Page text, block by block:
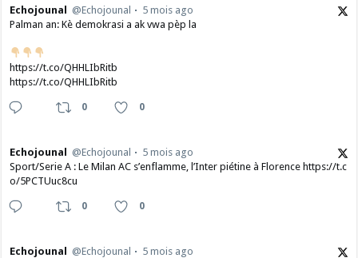
Echojounal @Echojounal
5 mois ago
Palman an: Kè demokrasi a ak vwa pèp la
https://t.co/QHHLIbRitb
https://t.co/QHHLIbRitb
0 0
Echojounal @Echojounal
5 mois ago
Sport/Serie A : Le Milan AC s’enflamme, l’Inter piétine à Florence https://t.c
o/5PCTUuc8cu
0 0
Echojounal @Echojounal
5 mois ago